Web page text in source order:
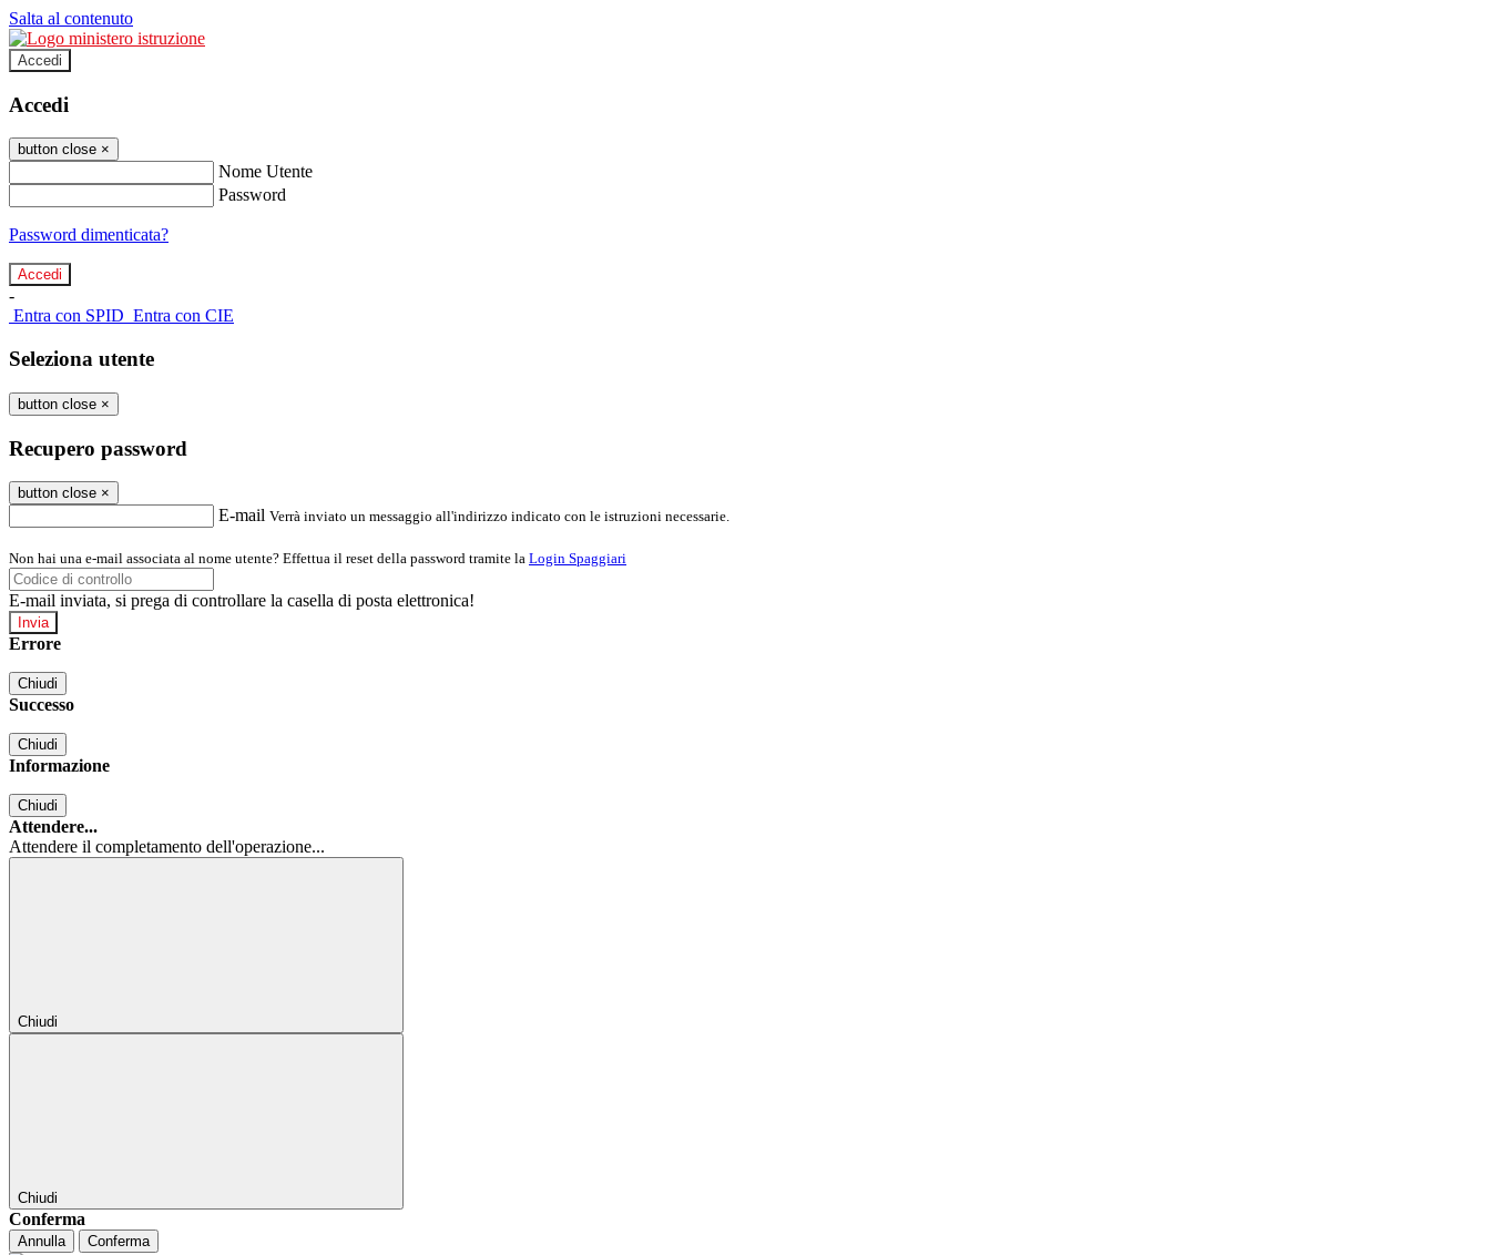
Salta al contenuto
Accedi
Accedi
button close ×
Nome Utente
Password
Password dimenticata?
-
Entra con SPID Entra con CIE
Seleziona utente
button close ×
Recupero password
button close ×
E-mail Verrà inviato un messaggio all'indirizzo indicato con le istruzioni necessarie.
Non hai una e-mail associata al nome utente? Effettua il reset della password tramite la Login Spaggiari
E-mail inviata, si prega di controllare la casella di posta elettronica!
Errore
Chiudi
Successo
Chiudi
Informazione
Chiudi
Attendere...
Attendere il completamento dell'operazione...
Chiudi
Chiudi
Conferma
Annulla Conferma